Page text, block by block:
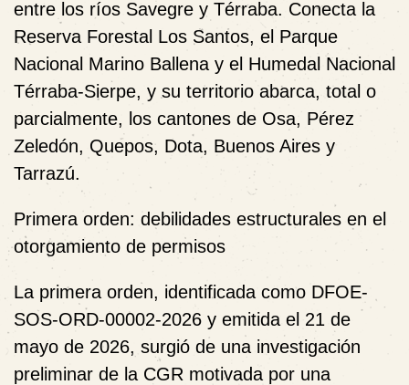
entre los ríos Savegre y Térraba. Conecta la
Reserva Forestal Los Santos, el Parque
Nacional Marino Ballena y el Humedal Nacional
Térraba-Sierpe, y su territorio abarca, total o
parcialmente, los cantones de Osa, Pérez
Zeledón, Quepos, Dota, Buenos Aires y
Tarrazú.
Primera orden: debilidades estructurales en el
otorgamiento de permisos
La primera orden, identificada como DFOE-
SOS-ORD-00002-2026 y emitida el 21 de
mayo de 2026, surgió de una investigación
preliminar de la CGR motivada por una